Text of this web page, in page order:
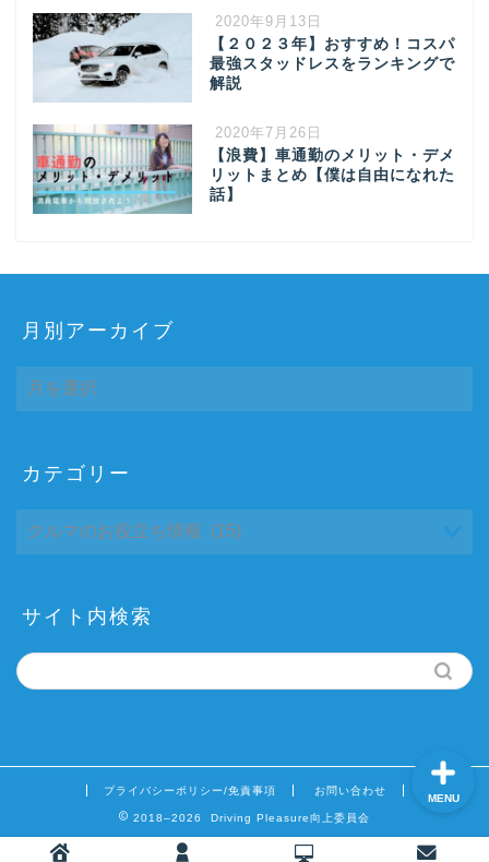
2020年9月13日
【２０２３年】おすすめ！コスパ
最強スタッドレスをランキングで
解説
2020年7月26日
【浪費】車通勤のメリット・デメ
リットまとめ【僕は自由になれた
話】
月別アーカイブ
別
カ
ブ
カテゴリー
サイト内検索
プライバシーポリシー/免責事項 お問い合わせ
2018–2026 Driving Pleasure向上委員会
MENU
プロフィール